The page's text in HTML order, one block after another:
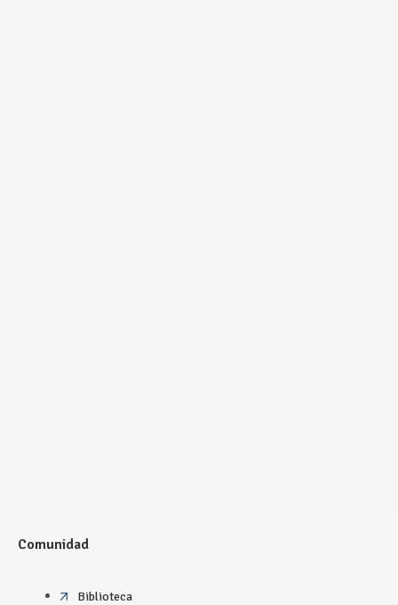
Comunidad
Biblioteca